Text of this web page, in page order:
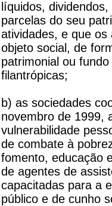
líquidos,
parcelas do seu
atividades, e que os
objeto social, de
patrimonial ou
filantrópicas;
b) as sociedades
novembro de 1999,
vulnerabilidade
de combate à
fomento, educação
de agentes de
capacitadas para a
público e de cunho